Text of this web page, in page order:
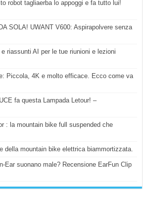
robot tagliaerba lo appoggi e fa tutto lui!
SOLA! UWANT V600: Aspirapolvere senza
riassunti AI per le tue riunioni e lezioni
Piccola, 4K e molto efficace. Ecco come va
fa questa Lampada Letour! –
: la mountain bike full suspended che
della mountain bike elettrica biammortizzata.
Ear suonano male? Recensione EarFun Clip